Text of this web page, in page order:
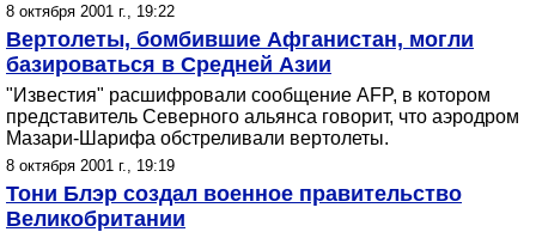
8 октября 2001 г., 19:22
Вертолеты, бомбившие Афганистан, могли
базироваться в Средней Азии
"Известия" расшифровали сообщение AFP, в котором
представитель Северного альянса говорит, что аэродром
Мазари-Шарифа обстреливали вертолеты.
8 октября 2001 г., 19:19
Тони Блэр создал военное правительство
Великобритании